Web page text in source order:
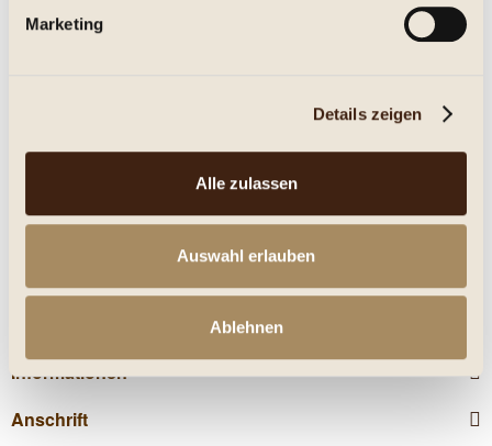
Marketing
Details zeigen
Alle zulassen
Auswahl erlauben
Ablehnen
mehr
Kunden kauften auch
Kunden haben sich ebenfalls angesehen
Informationen
Anschrift